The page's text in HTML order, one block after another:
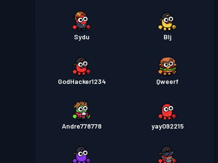
Sydu Blj
GodHacker1234 Qweerf
Andre778778 yay092215